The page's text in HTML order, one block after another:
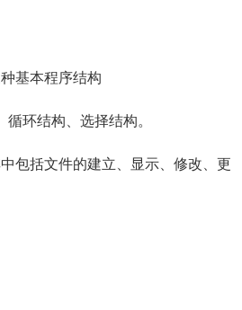
基本程序结构
环结构、选择结构。
包括文件的建立、显示、修改、更